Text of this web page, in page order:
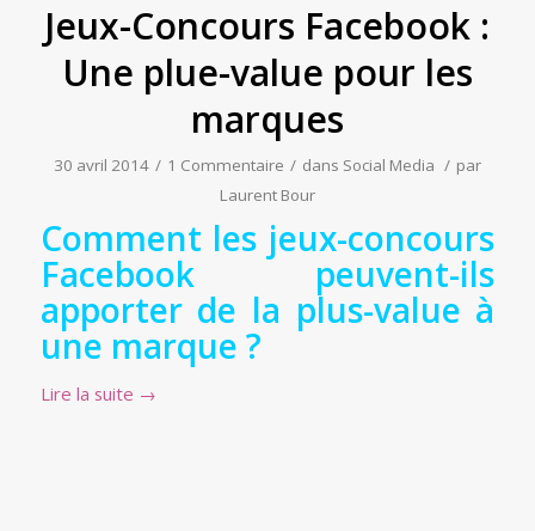
Jeux-Concours Facebook :
Une plue-value pour les
marques
30 avril 2014 / 1 Commentaire / dans Social Media / par
Laurent Bour
Comment les jeux-concours
Facebook peuvent-ils
apporter de la plus-value à
une marque ?
Lire la suite →